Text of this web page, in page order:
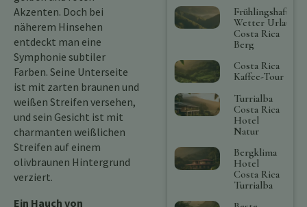
Akzenten. Doch bei
näherem Hinsehen
entdeckt man eine
Symphonie subtiler
Farben. Seine Unterseite
ist mit zarten braunen und
weißen Streifen versehen,
und sein Gesicht ist mit
charmanten weißlichen
Streifen auf einem
olivbraunen Hintergrund
verziert.
Ein Hauch von
Frühlingshaftes
Wetter Urlaub
Costa Rica
Berg
Costa Rica
Kaffee-Tour
Turrialba
Costa Rica
Hotel
Natur
Bergklima
Hotel
Costa Rica
Turrialba